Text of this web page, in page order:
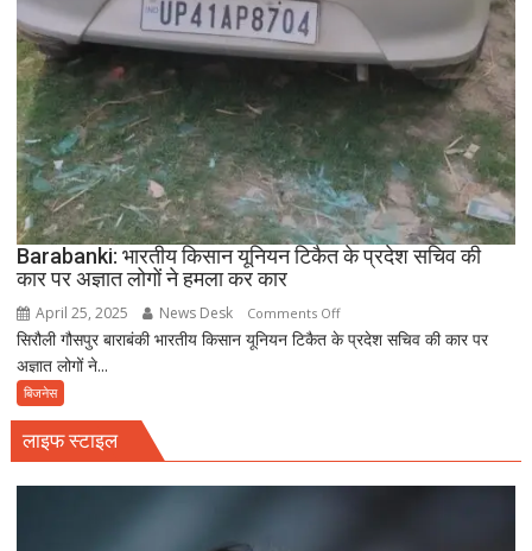
Barabanki: भारतीय किसान यूनियन टिकैत के प्रदेश सचिव की
कार पर अज्ञात लोगों ने हमला कर कार
April 25, 2025 News Desk Comments Offon
Barabanki:
सिरौली गौसपुर बाराबंकी भारतीय किसान यूनियन टिकैत के प्रदेश सचिव की कार पर
अज्ञात लोगों ने...
बिजनेस
लाइफ स्टाइल